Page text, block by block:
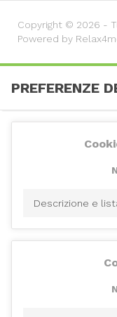
Copyright © 2026 -
Powered by
PREFERENZE
Descrizione e